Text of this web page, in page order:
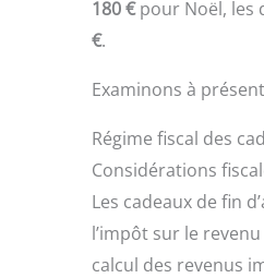
180 €pour Noël, les
€.
Examinons à
Régime fiscal des
Considérations
Les cadeaux de fin
l’impôt sur le
calcul des revenus